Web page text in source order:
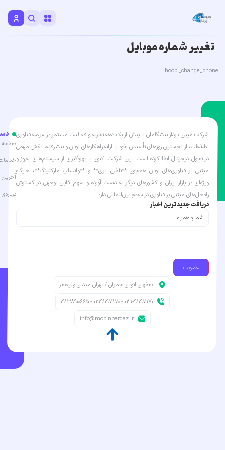
تغییر شماره موبایل
[hoopi_change_phone]
شرکت مبین پرداز پیشگامان با بیش از یک دهه تجربه و فعالیت مستمر در عرصه فناوری
اطلاعات، از نخستین روزهای تأسیس خود با ارائه راهکارهای نوین و پیشرفته، نقش مهمی
در تحول دیجیتال ایفا کرده است. این شرکت اکنون با بهره‌گیری از سیستم‌های به‌روز و
مبتنی بر فناوری‌های نوین همچون **تلفن ابری** و **واتساپ مارکتینگ**، جایگاه
ویژه‌ای در بازار ایران و کشورهای دیگر به دست آورده و سهم قابل توجهی در گسترش
راه‌حل‌های مبتنی بر فناوری در سطح بین‌المللی دارد.
صفحه
آخرین
دریافت جدیدترین اخبار
شمارههمراه(Required)
اصفهان اتوبان چمران / تهران میدان ولیعصر
031-91097170 - 02191097170 - 09138900665
info@mobinpardaz.ir